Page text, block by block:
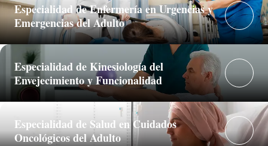
Especialidad de Enfermería en Urgencias y
Emergencias del Adulto
Especialidad de Kinesiología del
Envejecimiento y Funcionalidad
Especialidad de Salud en Cuidados
Oncológicos del Adulto